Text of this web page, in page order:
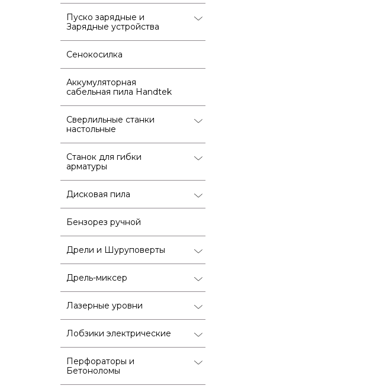
Пуско зарядные и
Зарядные устройства
Сенокосилка
Аккумуляторная
сабельная пила Handtek
Сверлильные станки
настольные
Станок для гибки
арматуры
Дисковая пила
Бензорез ручной
Дрели и Шуруповерты
Дрель-миксер
Лазерные уровни
Лобзики электрические
Перфораторы и
Бетоноломы